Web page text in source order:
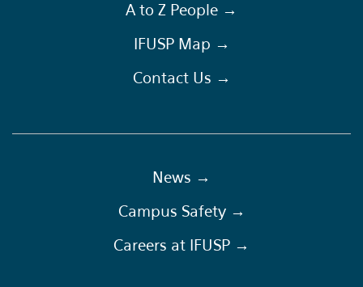
A to Z People →
IFUSP Map →
Contact Us →
News →
Campus Safety →
Careers at IFUSP →